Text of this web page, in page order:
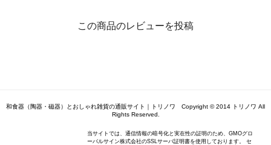
この商品のレビューを投稿
和食器（陶器・磁器）とおしゃれ雑貨の通販サイト｜トリノワ Copyright © 2014 トリノワ All
Rights Reserved.
当サイトでは、通信情報の暗号化と実在性の証明のため、GMOグロ
ーバルサイン株式会社のSSLサーバ証明書を使用しております。 セ